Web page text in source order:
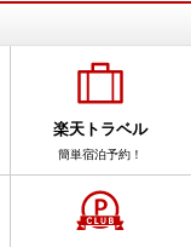
楽天トラベル
簡単宿泊予約！